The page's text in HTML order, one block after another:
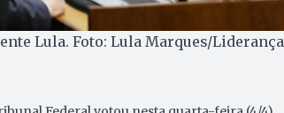
Lula. Foto: Lula Marques/Liderança